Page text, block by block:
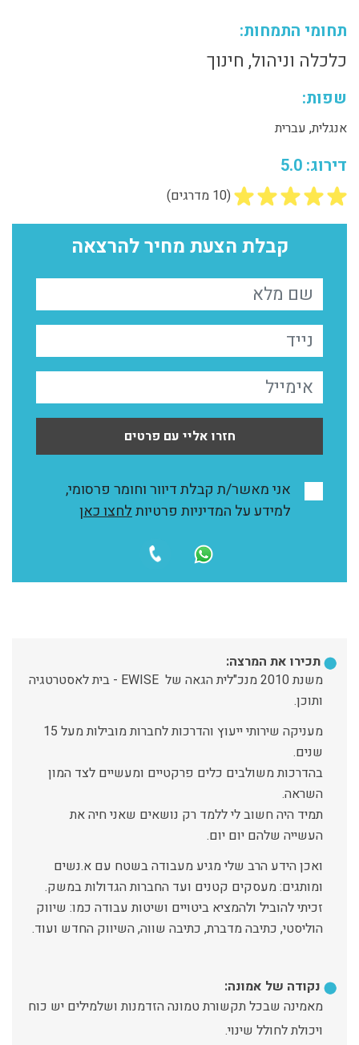
תחומי התמחות:
כלכלה וניהול, חינוך
שפות:
אנגלית, עברית
דירוג: 5.0
(10 מדרגים)
קבלת הצעת מחיר להרצאה
חזרו אליי עם פרטים
אני מאשר/ת קבלת דיוור וחומר פרסומי,
למידע על המדיניות פרטיותלחצו כאן
תכירו את המרצה:
משנת 2010 מנכ"לית הגאה של EWISE - בית לאסטרטגיה
ותוכן.
מעניקה שירותי ייעוץ והדרכות לחברות מובילות מעל 15
שנים.
בהדרכות משולבים כלים פרקטיים ומעשיים לצד המון
השראה.
תמיד היה חשוב לי ללמד רק נושאים שאני חיה את
העשייה שלהם יום יום.
ואכן הידע הרב שלי מגיע מעבודה בשטח עם א.נשים
ומותגים: מעסקים קטנים ועד החברות הגדולות במשק.
זכיתי להוביל ולהמציא ביטויים ושיטות עבודה כמו: שיווק
הוליסטי, כתיבה מדברת, כתיבה שווה, השיווק החדש ועוד.
נקודה של אמונה:
מאמינה שבכל תקשורת טמונה הזדמנות ושלמילים יש כוח
ויכולת לחולל שינוי.